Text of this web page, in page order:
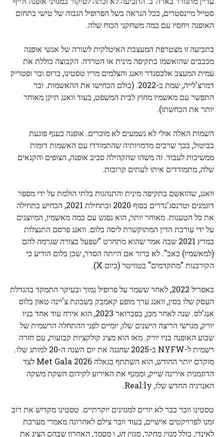
סטייל מיינסטרים, ככל הנראה בשל הפרופיל הגבוה של טישי בתחום
האופנה ויחסיו עם כמה משחקני הכוח שלה.
בתביעה זו מצטרפת המעצבת האיטלקית לשורה של אנשי אופנה
מככבים שהואשמו בתקיפה מינית או הטרדה. הקבוצה כוללת את
עמית המעצב אלכסנדר וואנג והצלמים מריו טסטינו, ברוס ובר ופטריק
דמרצ'לייה, שמת ב-2022. (כולם הכחישו את ההאשמות. ובר
התפשר עם מאשמיו מחוץ לבית המשפט, בעוד וואנג תיקן מאוחר
יותר את הכחשתו).
השמות האלה אולי לא נשמעים לא מוכרים. אופנה כענף פוגעת
בביטול, בכך שרבים מדמויותיה שהתמודדו עם האשמות דומות
ממשיכות לעבוד. זה משהו שהקהילה סביב אופנה, הצופים והקנאים
שלה, מתמודדים איתו לעתים קרובות.
וואנג, שהואשם בתקיפה מינית והתנהגות בלתי הולמת על ידי מספר
דוגמנים וטרנסג'נדרים בסוף 2020 ובתחילת 2021, הכחיש בתחילה
את כל הטענות. מאוחר יותר, הוא נפגש עם כמה מאשמיו, המיוצגים
על ידי עורכת הדין המתוקשרת ליסה בלום. וואנג פרסם התנצלות
במרץ 2021 שבה אמר שהוא מתחרט "שפעל בצורה שגרמה להם
(למאשמיו) כאב". לא ברור אם הייתה הסדר, שכן בלום הודיע ​​כי
הקורבנות "מתקדמים" בטוויטר (כיום X).
באפריל 2022, לאחר ששמר על פרופיל נמוך ובעיקר התמקד בהגדלת
העסק שלו בסין, וואנג ערך מופע קאמבק בשכונת צ'יינה טאון בלוס
אנג'לס. שנה לאחר מכן, בפברואר 2023, הוא אירח עוד אחד בניו
יורק, מגרשי הריצה הישנים שלו, יומיים לפני ההתחלה הרשמית של
שבוע האופנה בניו יורק. מאז הוא מציג קולקציות קבועות, עם חזרה
רשמית ל-NYFW ב-2025 שחגגה את יום השנה ה-20 למותג שלו.
מוקדם יותר החודש, הוא השתתף בגאלה Met Gala 2026 לצד
הדוגמנית אירינה שייק, וממנף את האירוע לקידום השקת משקה
האנרגיה החדש שלו, Real:ly.
טסטינו וובר כבר לא יורים למגזינים יוקרתיים. טסטינו מקדיש את רוב
זמנו לפרויקטים אישיים, בעוד וובר צילם לאחרונה מאמרי מערכת
לאינדי, כוללמגזין מחקר, מגזין חג, ומִסְמָך, האחרון שבהם הציג את